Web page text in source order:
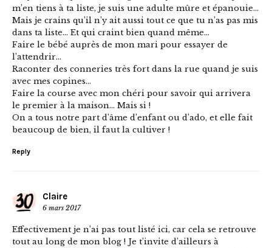
m’en tiens à ta liste, je suis une adulte mûre et épanouie…
Mais je crains qu’il n’y ait aussi tout ce que tu n’as pas mis
dans ta liste… Et qui craint bien quand même…
Faire le bébé auprès de mon mari pour essayer de
l’attendrir…
Raconter des conneries très fort dans la rue quand je suis
avec mes copines…
Faire la course avec mon chéri pour savoir qui arrivera
le premier à la maison… Mais si !
On a tous notre part d’âme d’enfant ou d’ado, et elle fait
beaucoup de bien, il faut la cultiver !
Reply
Claire
6 mars 2017
Effectivement je n’ai pas tout listé ici, car cela se retrouve
tout au long de mon blog ! Je t’invite d’ailleurs à